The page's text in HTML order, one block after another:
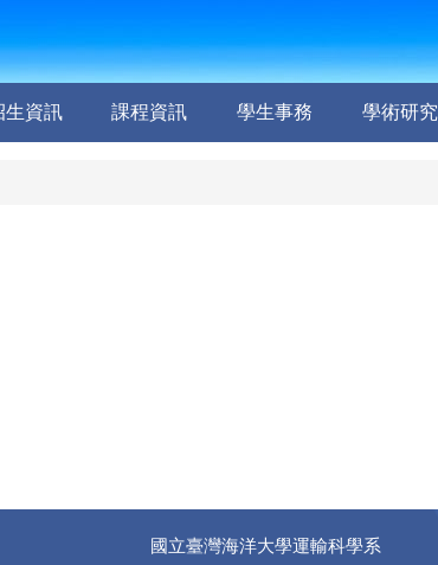
生資訊 課程資訊 學生事務 學術研究
國立臺灣海洋大學運輸科學系